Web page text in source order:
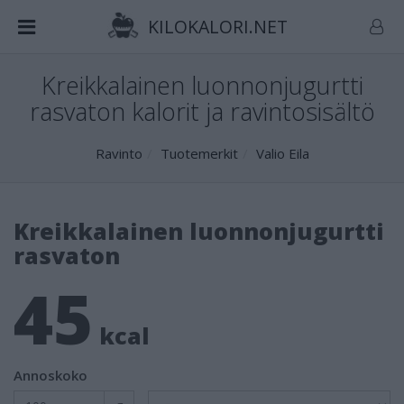
KILOKALORI.NET
Kreikkalainen luonnonjugurtti
rasvaton kalorit ja ravintosisältö
Ravinto Tuotemerkit Valio Eila
Kreikkalainen luonnonjugurtti
rasvaton
45 kcal
Annoskoko